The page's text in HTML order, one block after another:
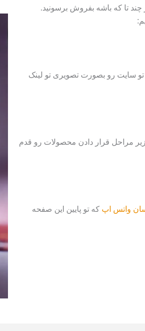
تا که باشه بفروش برسونید.
تو سایت رو بصورت تصویری تو لینک
زیر مراحل قرار دادن محصولات رو قدم
واتس اپ که تو پایین این صفحه